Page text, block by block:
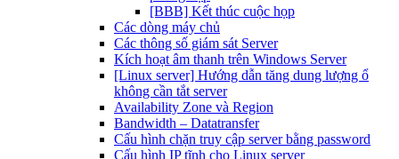
[BBB] Kết thúc cuộc họp
Các dòng máy chủ
Các thông số giám sát Server
Kích hoạt âm thanh trên Windows Server
[Linux server] Hướng dẫn tăng dung lượng ổ
không cần tắt server
Availability Zone và Region
Bandwidth – Datatransfer
Cấu hình chặn truy cập server bằng password
Cấu hình IP tĩnh cho Linux server